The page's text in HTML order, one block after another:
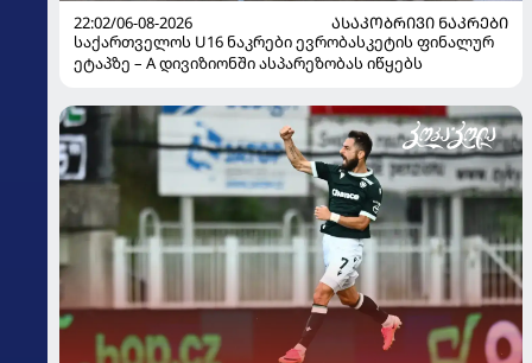
22:02/06-08-2026
ᲐᲡᲐᲙᲝᲑᲠᲘᲕᲘ ᲜᲐᲙᲠᲔᲑᲘ
საქართველოს U16 ნაკრები ევრობასკეტის ფინალურ
ეტაპზე – A დივიზიონში ასპარეზობას იწყებს